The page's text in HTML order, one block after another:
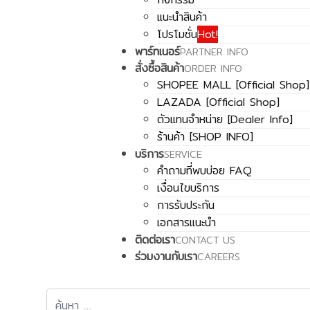
แนะนำสินค้า
โปรโมชั่นHot!
พาร์ทเนอร์PARTNER INFO
สั่งซื้อสินค้าORDER INFO
SHOPEE MALL [Official Shop]
LAZADA [Official Shop]
ตัวแทนจำหน่าย [Dealer Info]
ร้านค้า [SHOP INFO]
บริการSERVICE
คำถามที่พบบ่อย FAQ
เงื่อนไขบริการ
การรับประกัน
เอกสารแนะนำ
ติดต่อเราCONTACT US
ร่วมงานกับเราCAREERS
การค้นหา